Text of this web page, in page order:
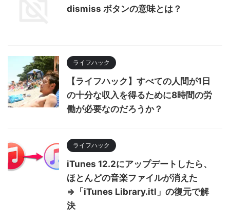
dismiss ボタンの意味とは？
ライフハック
【ライフハック】すべての人間が1日
の十分な収入を得るために8時間の労
働が必要なのだろうか？
ライフハック
iTunes 12.2にアップデートしたら、
ほとんどの音楽ファイルが消えた
⇒「iTunes Library.itl」の復元で解
決